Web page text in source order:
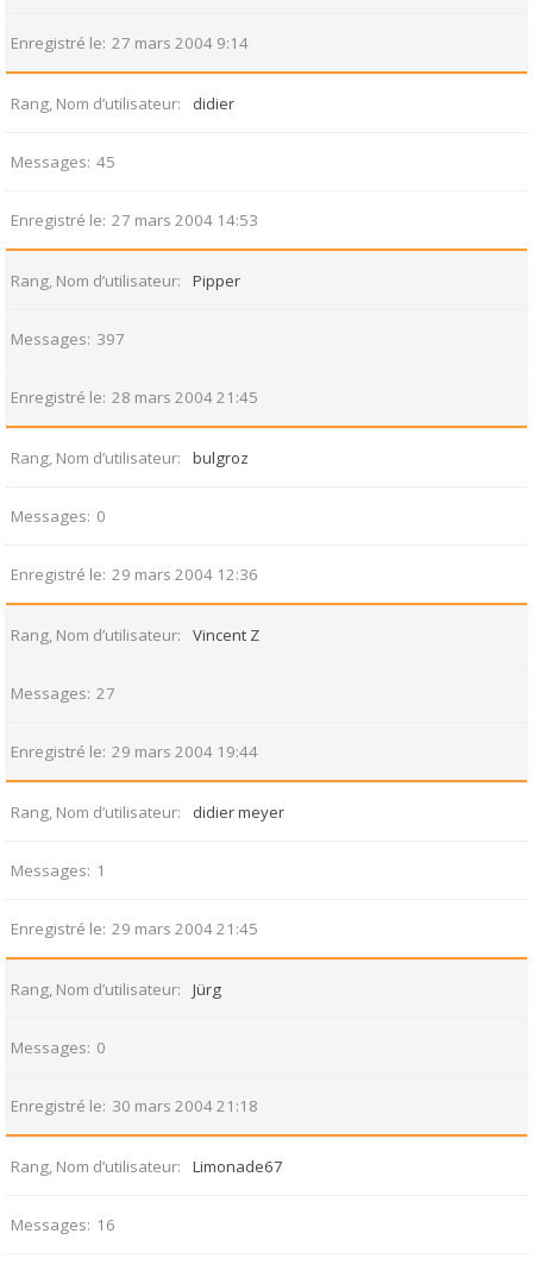
Enregistré le 27 mars 2004 9:14
Rang, Nom d’utilisateur didier
Messages 45
Enregistré le 27 mars 2004 14:53
Rang, Nom d’utilisateur Pipper
Messages 397
Enregistré le 28 mars 2004 21:45
Rang, Nom d’utilisateur bulgroz
Messages 0
Enregistré le 29 mars 2004 12:36
Rang, Nom d’utilisateur Vincent Z
Messages 27
Enregistré le 29 mars 2004 19:44
Rang, Nom d’utilisateur didier meyer
Messages 1
Enregistré le 29 mars 2004 21:45
Rang, Nom d’utilisateur Jürg
Messages 0
Enregistré le 30 mars 2004 21:18
Rang, Nom d’utilisateur Limonade67
Messages 16